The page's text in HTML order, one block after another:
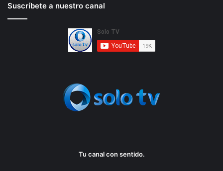
Suscríbete a nuestro canal
Tu canal con sentido.